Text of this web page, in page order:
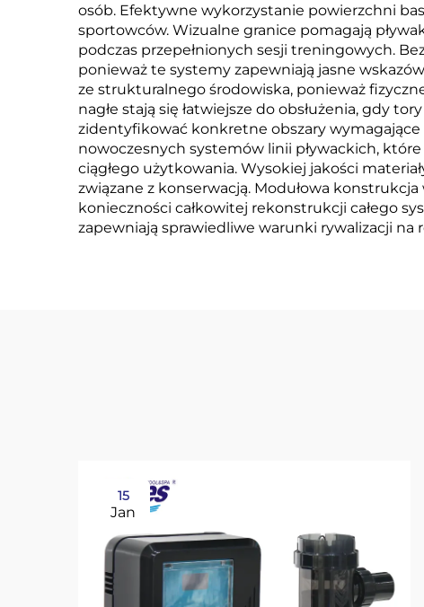
osób. Efektywne wykorzystanie powierzchni
sportowców. Wizualne granice pomagają
podczas przepełnionych sesji treningowych.
ponieważ te systemy zapewniają jasne
ze strukturalnego środowiska, ponieważ
nagłe stają się łatwiejsze do obsłużenia, gdy
zidentyfikować konkretne obszary wymagające
nowoczesnych systemów linii pływackich,
ciągłego użytkowania. Wysokiej jakości
związane z konserwacją. Modułowa
konieczności całkowitej rekonstrukcji całego
zapewniają sprawiedliwe warunki rywalizacji
15
Jan